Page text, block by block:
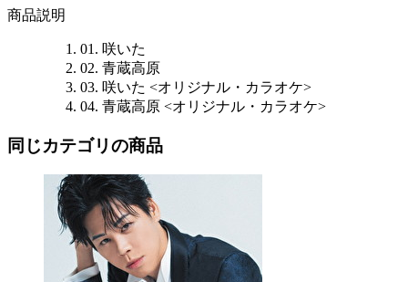
商品説明
01. 咲いた
02. 青蔵高原
03. 咲いた <オリジナル・カラオケ>
04. 青蔵高原 <オリジナル・カラオケ>
同じカテゴリの商品